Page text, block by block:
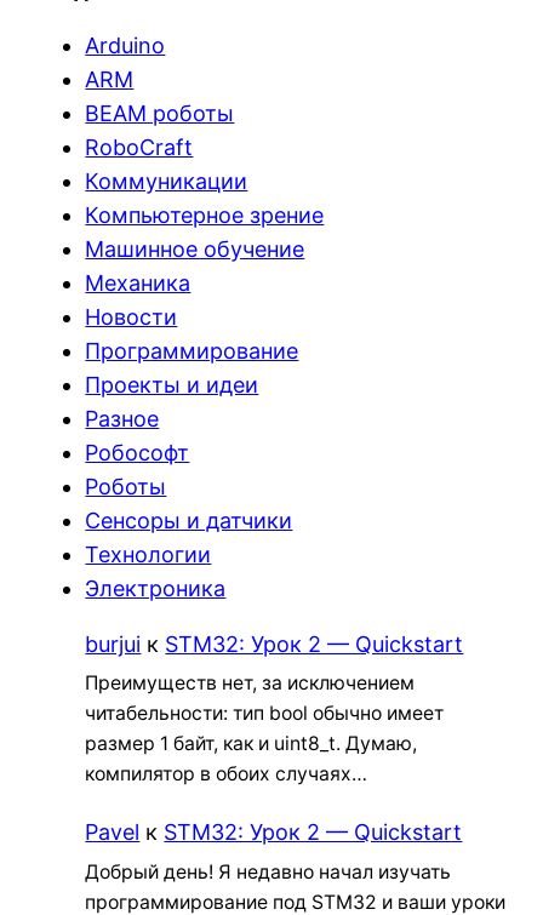
Arduino
ARM
BEAM роботы
RoboCraft
Коммуникации
Компьютерное зрение
Машинное обучение
Механика
Новости
Программирование
Проекты и идеи
Разное
Робософт
Роботы
Сенсоры и датчики
Технологии
Электроника
burjui к STM32: Урок 2 — Quickstart
Преимуществ нет, за исключением
читабельности: тип bool обычно имеет
размер 1 байт, как и uint8_t. Думаю,
компилятор в обоих случаях…
Pavel к STM32: Урок 2 — Quickstart
Добрый день! Я недавно начал изучать
программирование под STM32 и ваши уроки